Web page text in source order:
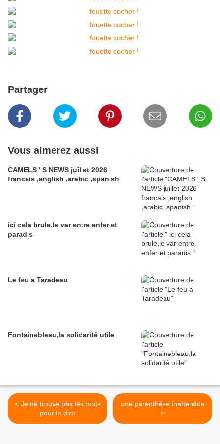
Partager
Vous aimerez aussi
CAMELS ' S NEWS juillet 2026
francais ,english ,arabic ,spanish
ici cela brule,le var entre enfer et
paradis
Le feu a Taradeau
Fontainebleau,la solidarité utile
< Je ne trouve pas les mots
pour le dire
une parenthése inattendue
>